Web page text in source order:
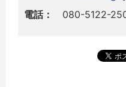
電話： 080-5122-